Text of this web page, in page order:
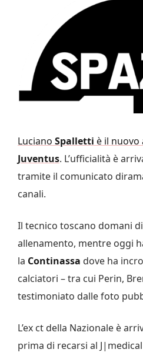
Luciano Spalletti è il nuovo
Juventus. L’ufficialità è
tramite il comunicato
canali.
Il tecnico toscano domani
allenamento, mentre oggi
la Continassa dove ha
calciatori – tra cui Perin,
testimoniato dalle foto
L’ex ct della Nazionale è
prima di recarsi al